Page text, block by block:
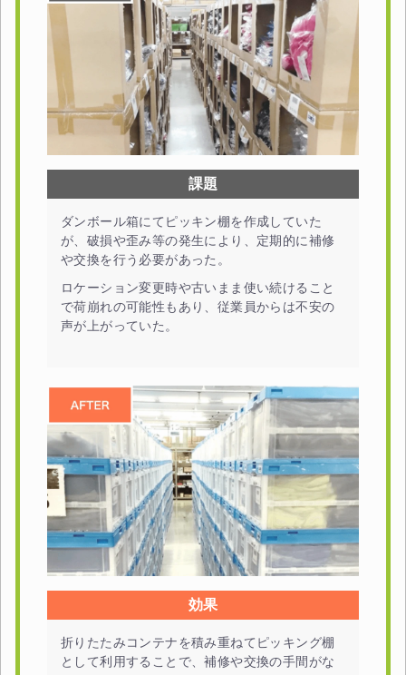
課題
ダンボール箱にてピッキン棚を作成していた
が、破損や歪み等の発生により、定期的に補修
や交換を行う必要があった。
ロケーション変更時や古いまま使い続けること
で荷崩れの可能性もあり、従業員からは不安の
声が上がっていた。
効果
折りたたみコンテナを積み重ねてピッキング棚
として利用することで、補修や交換の手間がな
カートに追加しました。